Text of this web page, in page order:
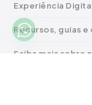
Experiência
Recursos, guias
Saiba mais sobre